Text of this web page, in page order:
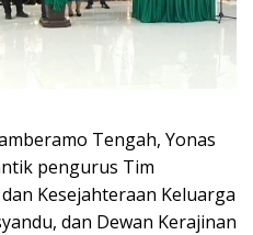
Tengah, Yonas
pengurus Tim
Kesejahteraan Keluarga
dan Dewan Kerajinan